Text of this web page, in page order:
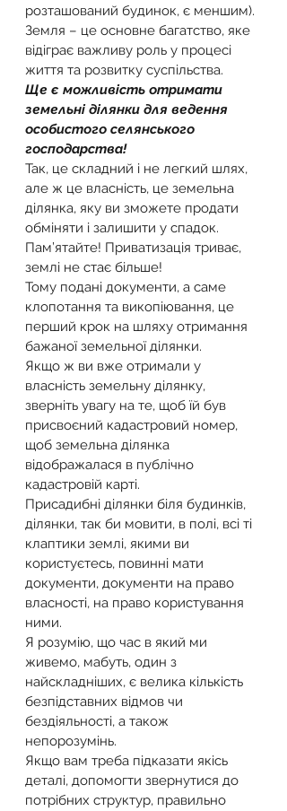
розташований будинок, є меншим).
Земля – це основне багатство, яке
відіграє важливу роль у процесі
життя та розвитку суспільства.
Ще є можливість отримати
земельні ділянки для ведення
особистого селянського
господарства!
Так, це складний і не легкий шлях,
але ж це власність, це земельна
ділянка, яку ви зможете продати
обміняти і залишити у спадок.
Пам’ятайте! Приватизація триває,
землі не стає більше!
Тому подані документи, а саме
клопотання та викопіювання, це
перший крок на шляху отримання
бажаної земельної ділянки.
Якщо ж ви вже отримали у
власність земельну ділянку,
зверніть увагу на те, щоб їй був
присвоєний кадастровий номер,
щоб земельна ділянка
відображалася в публічно
кадастровій карті.
Присадибні ділянки біля будинків,
ділянки, так би мовити, в полі, всі ті
клаптики землі, якими ви
користуєтесь, повинні мати
документи, документи на право
власності, на право користування
ними.
Я розумію, що час в який ми
живемо, мабуть, один з
найскладніших, є велика кількість
безпідставних відмов чи
бездіяльності, а також
непорозумінь.
Якщо вам треба підказати якісь
деталі, допомогти звернутися до
потрібних структур, правильно